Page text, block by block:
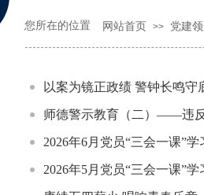
您所在的位置 网站首页 >> 党建
以案为镜正政绩 警钟长鸣
师德警示教育（二）——违
2026年6月党员“三会一课”学
2026年5月党员“三会一课”学